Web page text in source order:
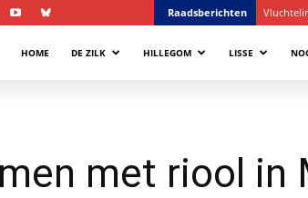
Raadsberichten
Bollenstreek
HOME DE ZILK HILLEGOM LISSE
met riool in